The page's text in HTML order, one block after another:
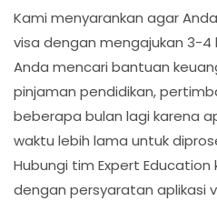
Kami menyarankan agar
visa dengan mengajukan 3-4
Anda mencari bantuan
pinjaman pendidikan,
beberapa bulan lagi karena
waktu lebih lama untuk
Hubungi tim Expert
dengan persyaratan aplikasi